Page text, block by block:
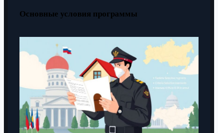
Основные условия программы